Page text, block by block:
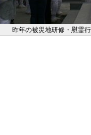
昨年の被災地研修・慰霊